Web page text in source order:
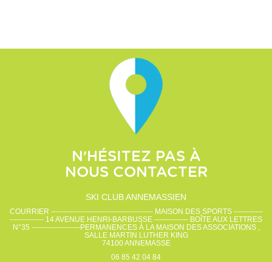
N'HÉSITEZ PAS À
NOUS CONTACTER
SKI CLUB ANNEMASSIEN
COURRIER ------------------------------------------ MAISON DES SPORTS ------------
-------------- 14 AVENUE HENRI-BARBUSSE -------------- BOÎTE AUX LETTRES
N°35 --------------------PERMANENCES À LA MAISON DES ASSOCIATIONS ,
SALLE MARTIN LUTHER KING
74100ANNEMASSE
06 85 42 04 84